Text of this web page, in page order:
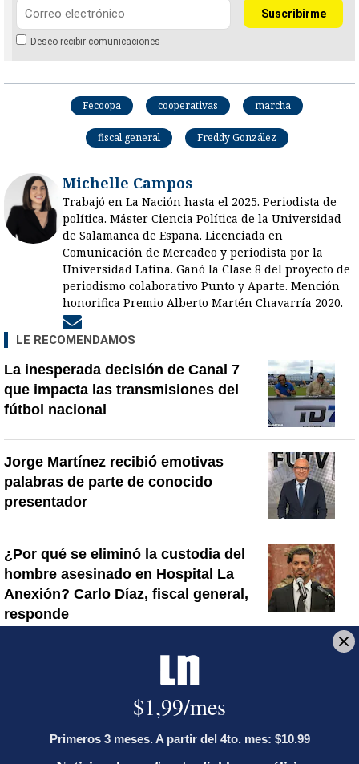
Deseo recibir comunicaciones
Fecoopa cooperativas marcha
fiscal general Freddy González
Michelle Campos
Trabajó en La Nación hasta el 2025. Periodista de
política. Máster Ciencia Política de la Universidad
de Salamanca de España. Licenciada en
Comunicación de Mercadeo y periodista por la
Universidad Latina. Ganó la Clase 8 del proyecto de
periodismo colaborativo Punto y Aparte. Mención
honorifica Premio Alberto Martén Chavarría 2020.
LE RECOMENDAMOS
La inesperada decisión de Canal 7
que impacta las transmisiones del
fútbol nacional
Jorge Martínez recibió emotivas
palabras de parte de conocido
presentador
¿Por qué se eliminó la custodia del
hombre asesinado en Hospital La
Anexión? Carlo Díaz, fiscal general,
responde
Este listado muestra los artículos con más comentarios en los
Un artículo de tendencia con el título "Activista Sylvia Ziesing,
Un artículo de tendencia con el